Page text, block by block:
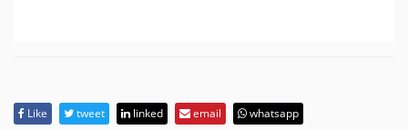
Like tweet linked email whatsapp